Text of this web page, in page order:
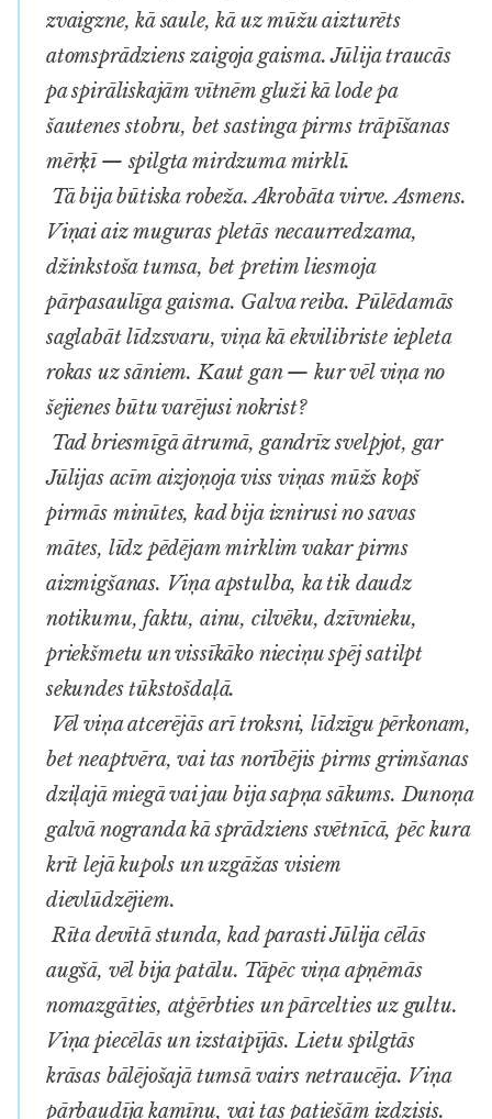
zvaigzne, kā saule, kā uz mūžu aizturēts
atomsprādziens zaigoja gaisma. Jūlija traucās
pa spirāliskajām vītnēm gluži kā lode pa
šautenes stobru, bet sastinga pirms trāpīšanas
mērķī — spilgta mirdzuma mirklī.
Tā bija būtiska robeža. Akrobāta virve. Asmens.
Viņai aiz muguras pletās necaurredzama,
džinkstoša tumsa, bet pretim liesmoja
pārpasaulīga gaisma. Galva reiba. Pūlēdamās
saglabāt līdzsvaru, viņa kā ekvilibriste iepleta
rokas uz sāniem. Kaut gan — kur vēl viņa no
šejienes būtu varējusi nokrist?
Tad briesmīgā ātrumā, gandrīz svelpjot, gar
Jūlijas acīm aizjoņoja viss viņas mūžs kopš
pirmās minūtes, kad bija iznirusi no savas
mātes, līdz pēdējam mirklim vakar pirms
aizmigšanas. Viņa apstulba, ka tik daudz
notikumu, faktu, ainu, cilvēku, dzīvnieku,
priekšmetu un vissīkāko nieciņu spēj satilpt
sekundes tūkstošdaļā.
Vēl viņa atcerējās arī troksni, līdzīgu pērkonam,
bet neaptvēra, vai tas norībējis pirms grimšanas
dziļajā miegā vai jau bija sapņa sākums. Dunoņa
galvā nogranda kā sprādziens svētnīcā, pēc kura
krīt lejā kupols un uzgāžas visiem
dievlūdzējiem.
Rīta devītā stunda, kad parasti Jūlija cēlās
augšā, vēl bija patālu. Tāpēc viņa apņēmās
nomazgāties, atģērbties un pārcelties uz gultu.
Viņa piecēlās un izstaipījās. Lietu spilgtās
krāsas bālējošajā tumsā vairs netraucēja. Viņa
pārbaudīja kamīnu, vai tas patiešām izdzisis.